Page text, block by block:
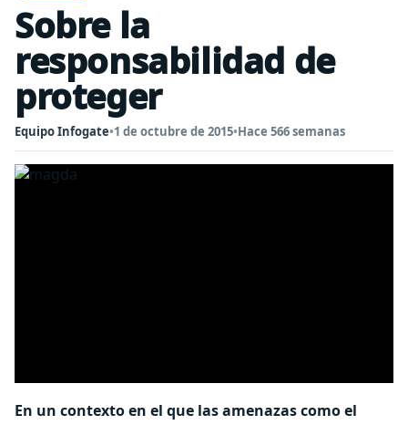
Sobre la
responsabilidad de
proteger
Equipo Infogate•1 de octubre de 2015•Hace 566 semanas
En un contexto en el que las amenazas como el